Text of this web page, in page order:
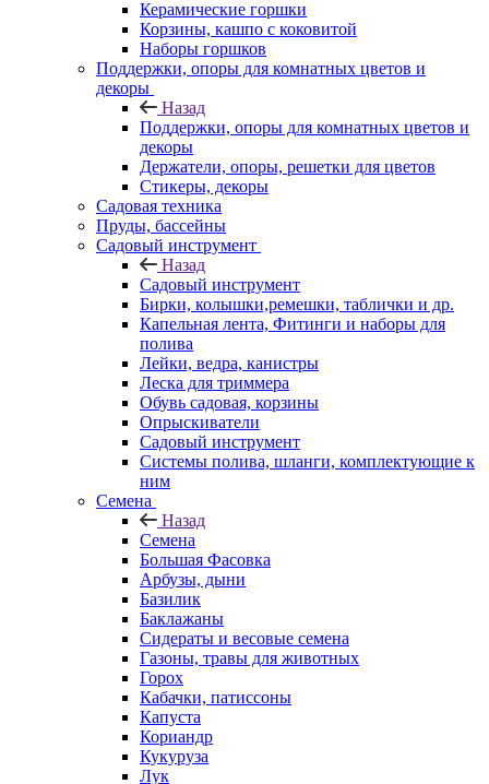
Керамические горшки
Корзины, кашпо с коковитой
Наборы горшков
Поддержки, опоры для комнатных цветов и
декоры
Назад
Поддержки, опоры для комнатных цветов и
декоры
Держатели, опоры, решетки для цветов
Стикеры, декоры
Садовая техника
Пруды, бассейны
Садовый инструмент
Назад
Садовый инструмент
Бирки, колышки,ремешки, таблички и др.
Капельная лента, Фитинги и наборы для
полива
Лейки, ведра, канистры
Леска для триммера
Обувь садовая, корзины
Опрыскиватели
Садовый инструмент
Системы полива, шланги, комплектующие к
ним
Семена
Назад
Семена
Большая Фасовка
Арбузы, дыни
Базилик
Баклажаны
Сидераты и весовые семена
Газоны, травы для животных
Горох
Кабачки, патиссоны
Капуста
Кориандр
Кукуруза
Лук